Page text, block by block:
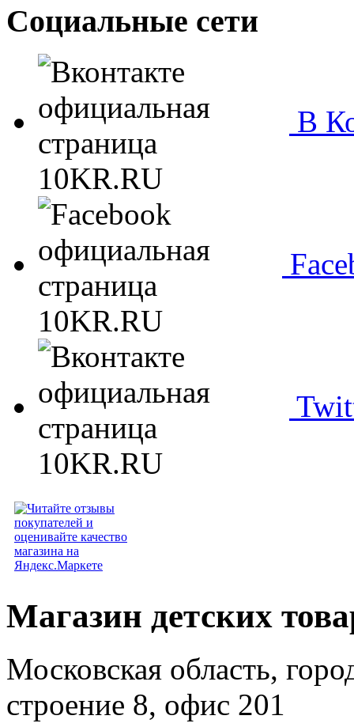
Социальные сети
В
Магазин детских
Московская область,
строение 8, офис 201